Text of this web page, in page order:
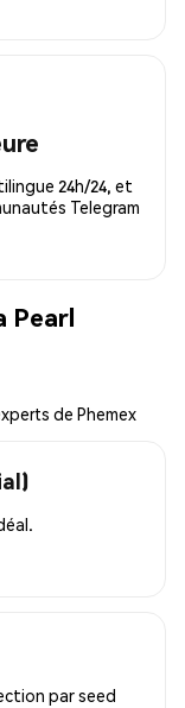
24h/24, et
Telegram
Pearl
de Phemex
par seed